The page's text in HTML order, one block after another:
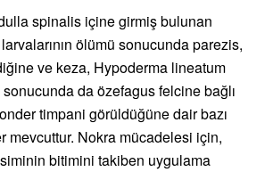
spinalis içine girmiş bulunan
ölümü sonucunda parezis,
ve keza, Hypoderma lineatum
sonucunda da özefagus felcine bağlı
timpani görüldüğüne dair bazı
mevcuttur. Nokra mücadelesi için,
bitimini takiben uygulama